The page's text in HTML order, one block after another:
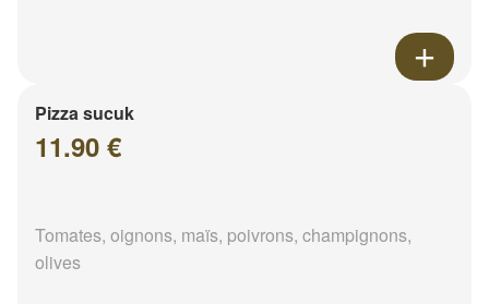
Pizza sucuk
11.90 €
Tomates, oignons, maïs, poivrons, champignons,
olives